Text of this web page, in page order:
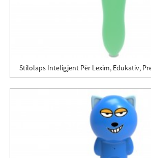
Stilolaps Inteligjent Për Lexim, Edukativ,